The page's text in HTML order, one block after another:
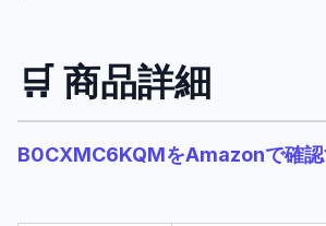
🛒 商品詳細
B0CXMC6KQMをAmazonで確認